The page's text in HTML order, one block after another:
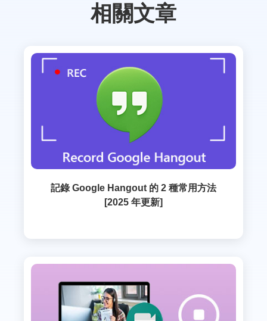
相關文章
記錄 Google Hangout 的 2 種常用方法
[2025 年更新]